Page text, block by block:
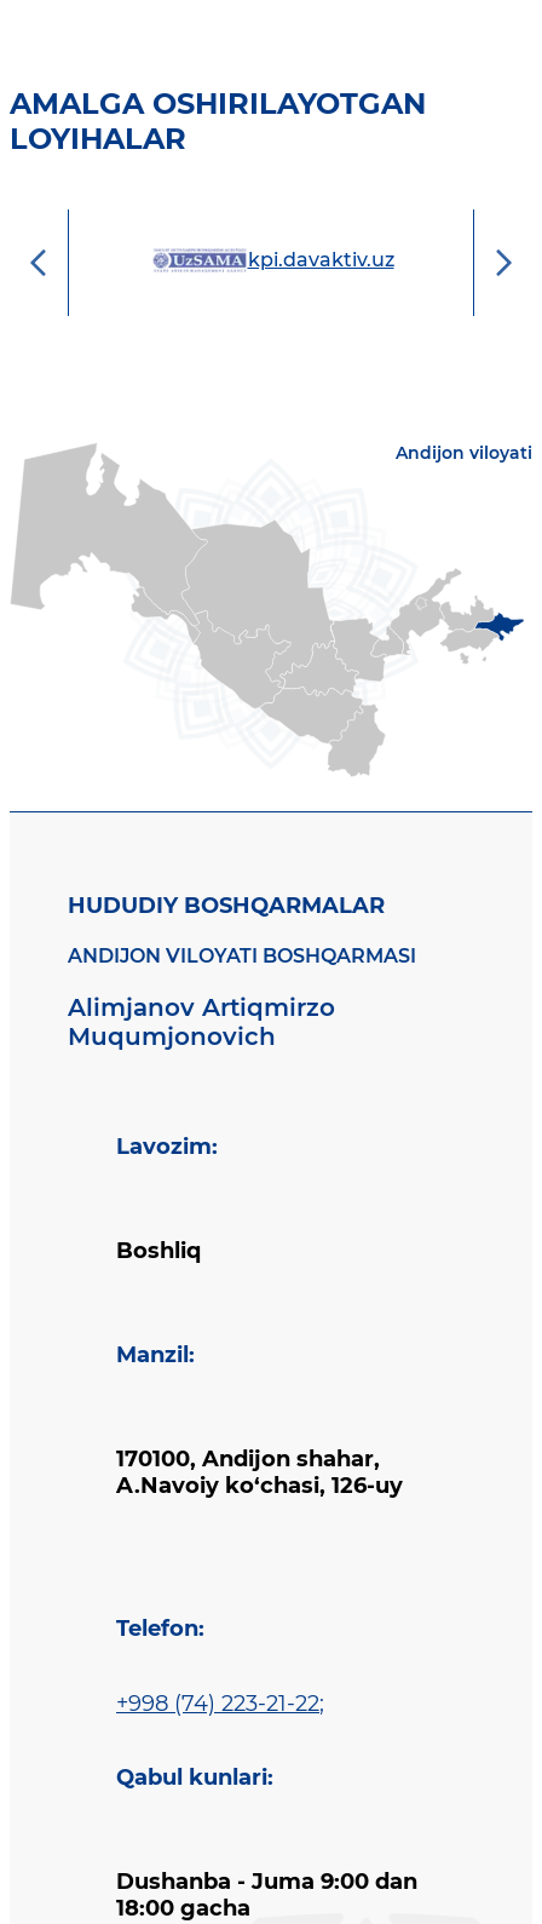
AMALGA OSHIRILAYOTGAN
LOYIHALAR
kpi.davaktiv.uz
Andijon viloyati
HUDUDIY BOSHQARMALAR
ANDIJON VILOYATI BOSHQARMASI
Alimjanov Artiqmirzo
Muqumjonovich
Lavozim:
Boshliq
Manzil :
170100, Andijon shahar,
A.Navoiy ko‘chasi, 126-uy
Telefon:
+998 (74) 223-21-22;
Qabul kunlari:
Dushanba - Juma 9:00 dan
18:00 gacha